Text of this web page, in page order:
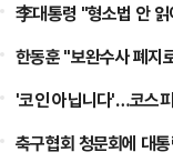
李대통령 "형소법 안
한동훈 "보완수사 폐지
'코인 아닙니다'…코스
축구협회 청문회에 대